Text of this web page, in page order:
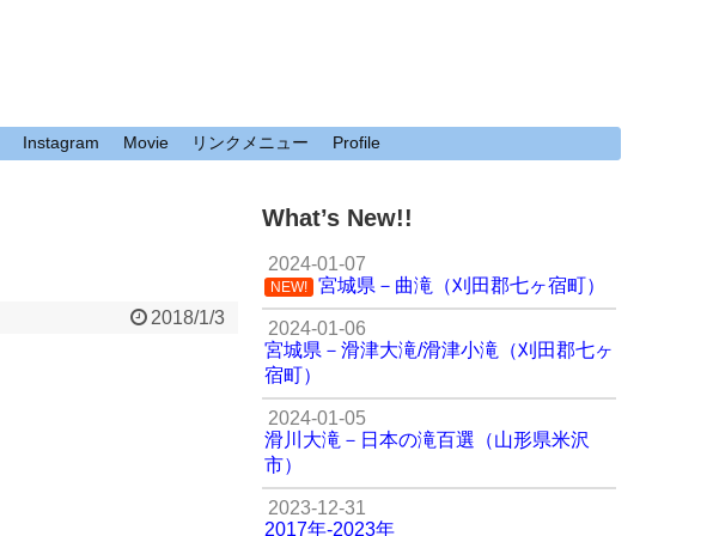
Instagram Movie リンクメニュー Profile
2018/1/3
What’s New!!
2024-01-07
NEW! 宮城県－曲滝（刈田郡七ヶ宿町）
2024-01-06
宮城県－滑津大滝/滑津小滝（刈田郡七ヶ
宿町）
2024-01-05
滑川大滝－日本の滝百選（山形県米沢
市）
2023-12-31
2017年-2023年